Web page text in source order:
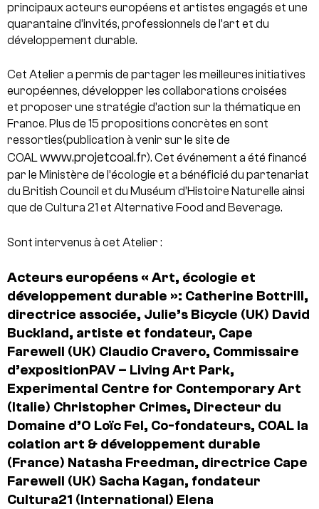
principaux acteurs européens et artistes engagés et une
quarantaine d’invités, professionnels de l’art et du
développement durable.
Cet Atelier a permis de partager les meilleures initiatives
européennes, développer les collaborations croisées
et proposer une stratégie d’action sur la thématique en
France. Plus de 15 propositions concrètes en sont
ressorties(publication à venir sur le site de
COALwww.projetcoal.fr). Cet événement a été financé
par le Ministère de l’écologie et a bénéficié du partenariat
du British Council et du Muséum d’Histoire Naturelle ainsi
que de Cultura 21 et Alternative Food and Beverage.
Sont intervenus à cet Atelier :
Acteurs européens « Art, écologie et
développement durable »: Catherine Bottrill,
directrice associée, Julie’s Bicycle (UK) David
Buckland, artiste et fondateur, Cape
Farewell (UK) Claudio Cravero, Commissaire
d’expositionPAV – Living Art Park,
Experimental Centre for Contemporary Art
(Italie) Christopher Crimes, Directeur du
Domaine d’O Loïc Fel, Co-fondateurs, COAL la
colation art & développement durable
(France) Natasha Freedman, directrice Cape
Farewell (UK) Sacha Kagan, fondateur
Cultura21 (International) Elena